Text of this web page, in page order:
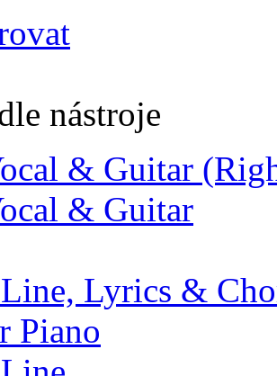
nástroje
& Guitar
& Guitar
Lyrics &
Piano